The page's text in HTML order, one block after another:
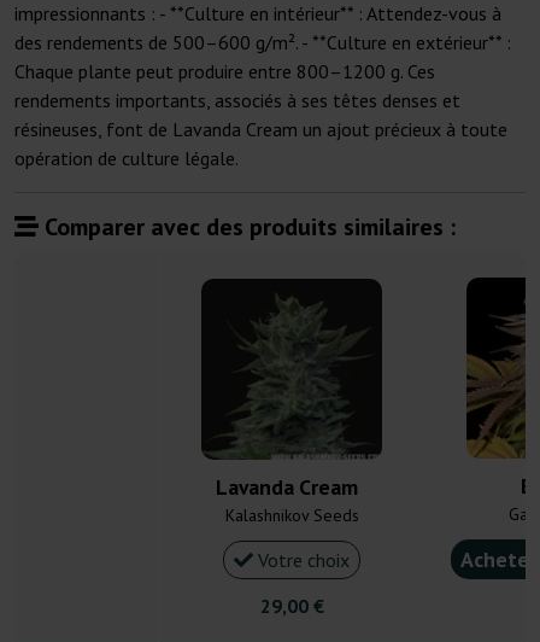
impressionnants : - **Culture en intérieur** : Attendez-vous à
des rendements de 500–600 g/m². - **Culture en extérieur** :
Chaque plante peut produire entre 800–1200 g. Ces
rendements importants, associés à ses têtes denses et
résineuses, font de Lavanda Cream un ajout précieux à toute
opération de culture légale.
Comparer avec des produits similaires :
Lavanda Cream
Kalashnikov Seeds
Votre choix
29,00 €